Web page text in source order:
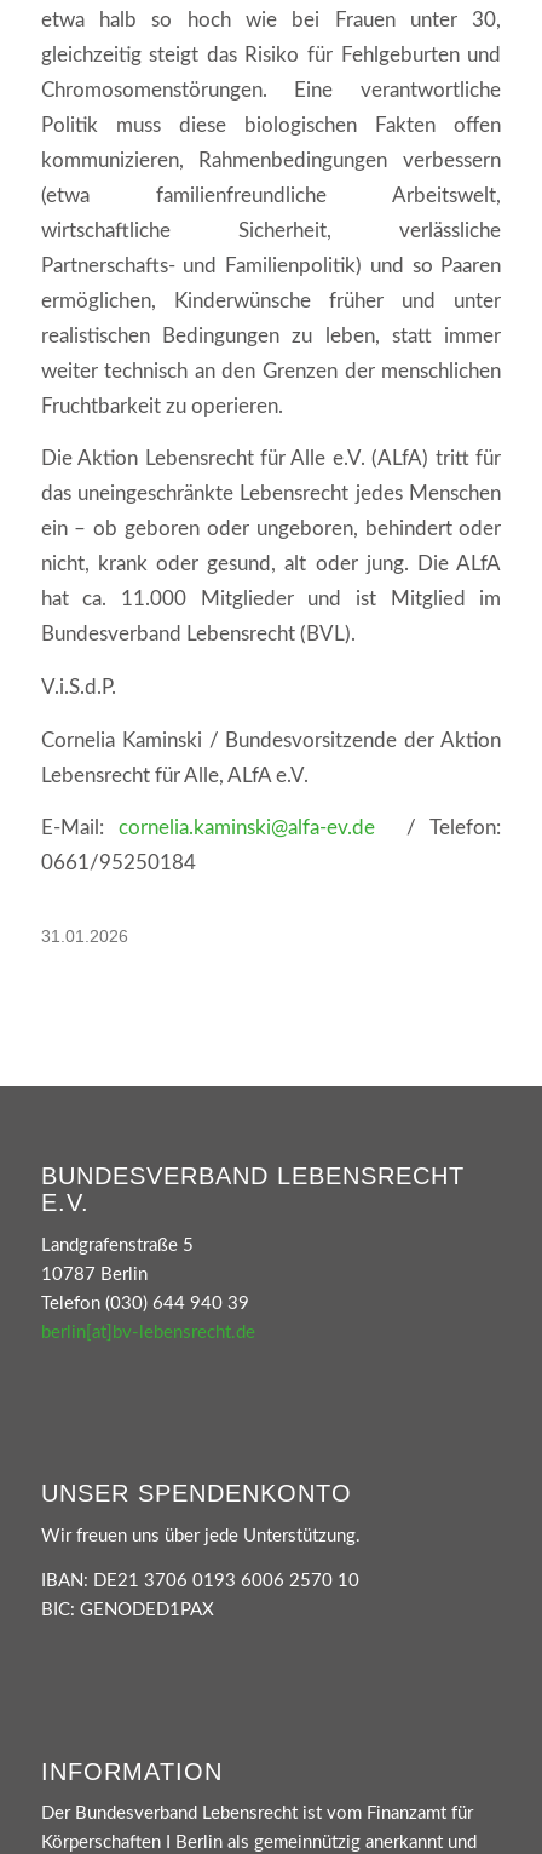
etwa halb so hoch wie bei Frauen unter 30,
gleichzeitig steigt das Risiko für Fehlgeburten und
Chromosomenstörungen. Eine verantwortliche
Politik muss diese biologischen Fakten offen
kommunizieren, Rahmenbedingungen verbessern
(etwa familienfreundliche Arbeitswelt,
wirtschaftliche Sicherheit, verlässliche
Partnerschafts‑ und Familienpolitik) und so Paaren
ermöglichen, Kinderwünsche früher und unter
realistischen Bedingungen zu leben, statt immer
weiter technisch an den Grenzen der menschlichen
Fruchtbarkeit zu operieren.
Die Aktion Lebensrecht für Alle e.V. (ALfA) tritt für
das uneingeschränkte Lebensrecht jedes Menschen
ein – ob geboren oder ungeboren, behindert oder
nicht, krank oder gesund, alt oder jung. Die ALfA
hat ca. 11.000 Mitglieder und ist Mitglied im
Bundesverband Lebensrecht (BVL).
V.i.S.d.P.
Cornelia Kaminski / Bundesvorsitzende der Aktion
Lebensrecht für Alle, ALfA e.V.
E-Mail:cornelia.kaminski@alfa-ev.de / Telefon:
0661/95250184
31.01.2026
BUNDESVERBAND LEBENSRECHT
E.V.
Landgrafenstraße 5
10787 Berlin
Telefon (030) 644 940 39
berlin[at]bv-lebensrecht.de
UNSER SPENDENKONTO
Wir freuen uns über jede Unterstützung.
IBAN: DE21 3706 0193 6006 2570 10
BIC: GENODED1PAX
INFORMATION
Der Bundesverband Lebensrecht ist vom Finanzamt für
Körperschaften I Berlin als gemeinnützig anerkannt und